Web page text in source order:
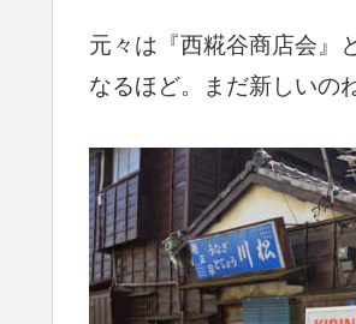
元々は『西糀谷商店会』
なるほど。まだ新しいの